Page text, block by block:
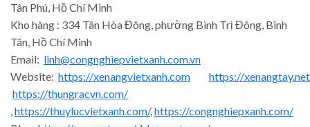
Tân Phú, Hồ Chí Minh
Kho hàng : 334 Tân Hòa Đông, phường Bình Trị Đông, Bình
Tân, Hồ Chí Minh
Email: linh@congnghiepvietxanh.com.vn
Website: https://xenangvietxanh.com
https://xenangtay.net
https://thungracvn.com/
,https://thuylucvietxanh.com/,https://congnghiepxanh.com/